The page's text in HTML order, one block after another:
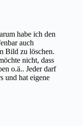
habe ich den
auch
Bild zu löschen.
nicht, dass
o.ä.. Jeder darf
und hat eigene